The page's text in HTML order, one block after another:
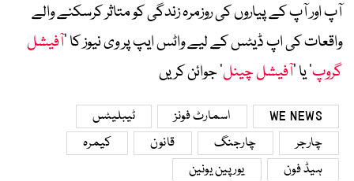
آپ اور آپ کے پیاروں کی روزمرہ زندگی کو متاثر کرسکنے والے
واقعات کی اپ ڈیٹس کے لیے واٹس ایپ پر وی نیوز کا ’آفیشل
گروپ‘ یا ’آفیشل چینل‘ جوائن کریں
WE NEWS اسمارٹ فونز
ٹیبلیٹس
چارجر
چارجنگ قانون
کیمرہ
ہیڈ فون
یورپین یونین